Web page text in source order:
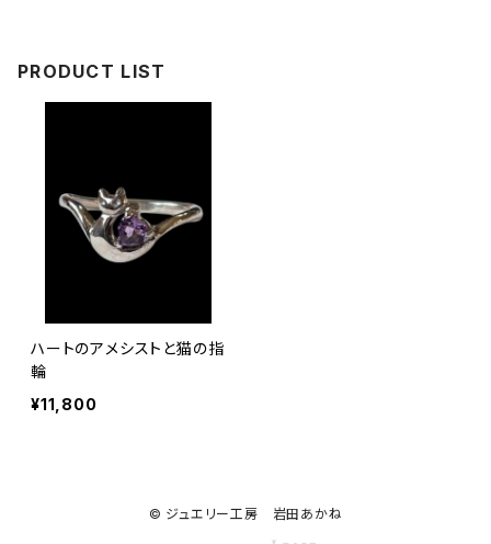
PRODUCT LIST
ハートのアメシストと猫の指
輪
¥11,800
© ジュエリー工房 岩田あかね